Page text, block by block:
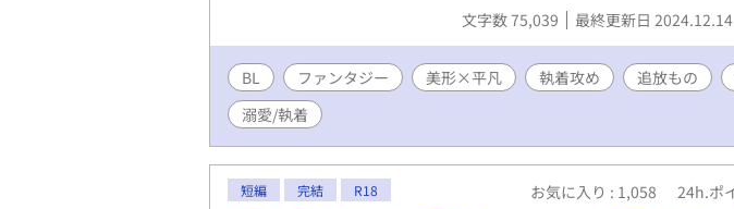
文字数 75,039 最終更新日 2024.12.14
BL ファンタジー 美形×平凡 執着攻め 追放もの
溺愛/執着
短編 完結 R18 お気に入り : 1,058 24h.ポ